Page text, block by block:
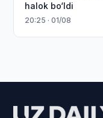
halok bo‘ldi
20:25 · 01/08